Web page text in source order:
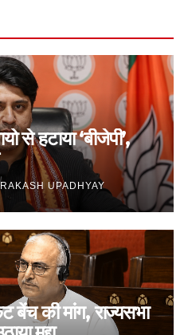
से हटाया ‘बीजेपी’,
UPADHYAY
बेंच की मांग, राज्यसभा